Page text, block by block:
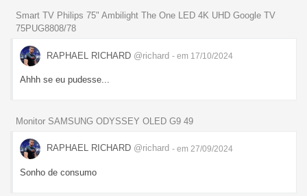
Smart TV Philips 75" Ambilight The One LED 4K UHD Google TV
75PUG8808/78
RAPHAEL RICHARD @richard - em 17/10/2024
Ahhh se eu pudesse...
Monitor SAMSUNG ODYSSEY OLED G9 49
RAPHAEL RICHARD @richard - em 27/09/2024
Sonho de consumo